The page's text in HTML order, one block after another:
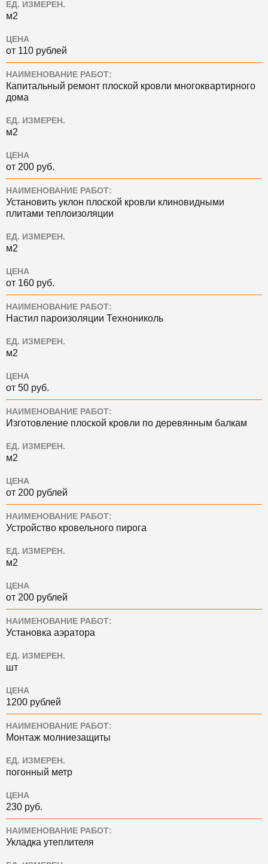
ЕД. ИЗМЕРЕН.
м2
ЦЕНА
от 110 рублей
НАИМЕНОВАНИЕ РАБОТ:
Капитальный ремонт плоской кровли многоквартирного
дома
ЕД. ИЗМЕРЕН.
м2
ЦЕНА
от 200 руб.
НАИМЕНОВАНИЕ РАБОТ:
Установить уклон плоской кровли клиновидными
плитами теплоизоляции
ЕД. ИЗМЕРЕН.
м2
ЦЕНА
от 160 руб.
НАИМЕНОВАНИЕ РАБОТ:
Настил пароизоляции Технониколь
ЕД. ИЗМЕРЕН.
м2
ЦЕНА
от 50 руб.
НАИМЕНОВАНИЕ РАБОТ:
Изготовление плоской кровли по деревянным балкам
ЕД. ИЗМЕРЕН.
м2
ЦЕНА
от 200 рублей
НАИМЕНОВАНИЕ РАБОТ:
Устройство кровельного пирога
ЕД. ИЗМЕРЕН.
м2
ЦЕНА
от 200 рублей
НАИМЕНОВАНИЕ РАБОТ:
Установка аэратора
ЕД. ИЗМЕРЕН.
шт
ЦЕНА
1200 рублей
НАИМЕНОВАНИЕ РАБОТ:
Монтаж молниезащиты
ЕД. ИЗМЕРЕН.
погонный метр
ЦЕНА
230 руб.
НАИМЕНОВАНИЕ РАБОТ:
Укладка утеплителя